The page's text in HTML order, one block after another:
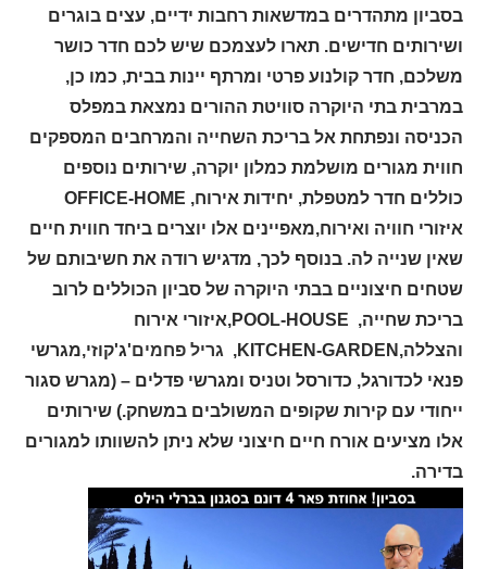
בסביון מתהדרים במדשאות רחבות ידיים, עצים בוגרים
ושירותים חדישים. תארו לעצמכם שיש לכם חדר כושר
משלכם, חדר קולנוע פרטי ומרתף יינות בבית, כמו כן,
במרבית בתי היוקרה סוויטת ההורים נמצאת במפלס
הכניסה ונפתחת אל בריכת השחייה והמרחבים המספקים
חווית מגורים מושלמת כמלון יוקרה, שירותים נוספים
כוללים חדר למטפלת, יחידות אירוח, OFFICE-HOME
איזורי חוויה ואירוח,מאפיינים אלו יוצרים ביחד חווית חיים
שאין שנייה לה. בנוסף לכך, מדגיש רודה את חשיבותם של
שטחים חיצוניים בבתי היוקרה של סביון הכוללים לרוב
בריכת שחייה, POOL-HOUSE,איזורי אירוח
והצללה,KITCHEN-GARDEN,
גריל פחמים'ג'קוזי,מגרשי
פנאי לכדורגל, כדורסל וטניס ומגרשי פדלים – (מגרש סגור
ייחודי עם קירות שקופים המשולבים במשחק.) שירותים
אלו מציעים אורח חיים חיצוני שלא ניתן להשוותו למגורים
בדירה.